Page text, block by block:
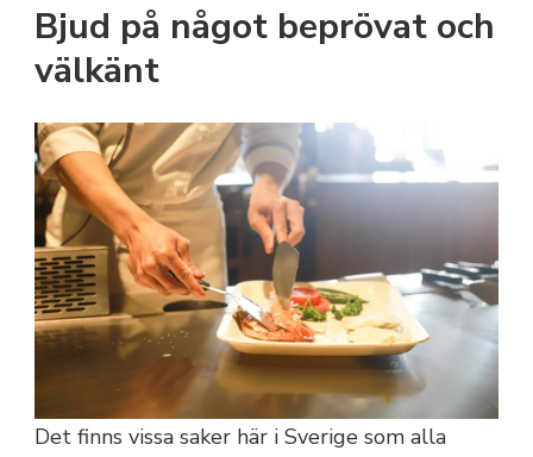
Bjud på något beprövat och
välkänt
Det finns vissa saker här i Sverige som alla